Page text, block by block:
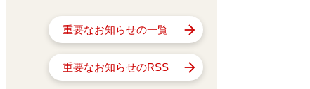
重要なお知らせの一覧
重要なお知らせのRSS